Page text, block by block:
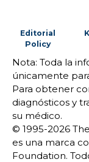
Editorial
Policy
Nota: Toda la
únicamente
Para obtener
diagnósticos y
su médico.
© 1995-2026
es una marca
Foundation.